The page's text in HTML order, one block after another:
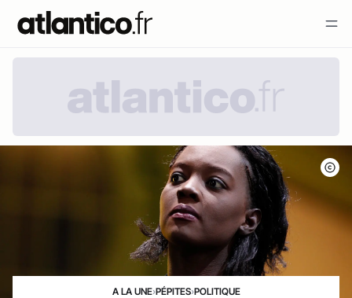
A LA UNE›PÉPITES›POLITIQUE